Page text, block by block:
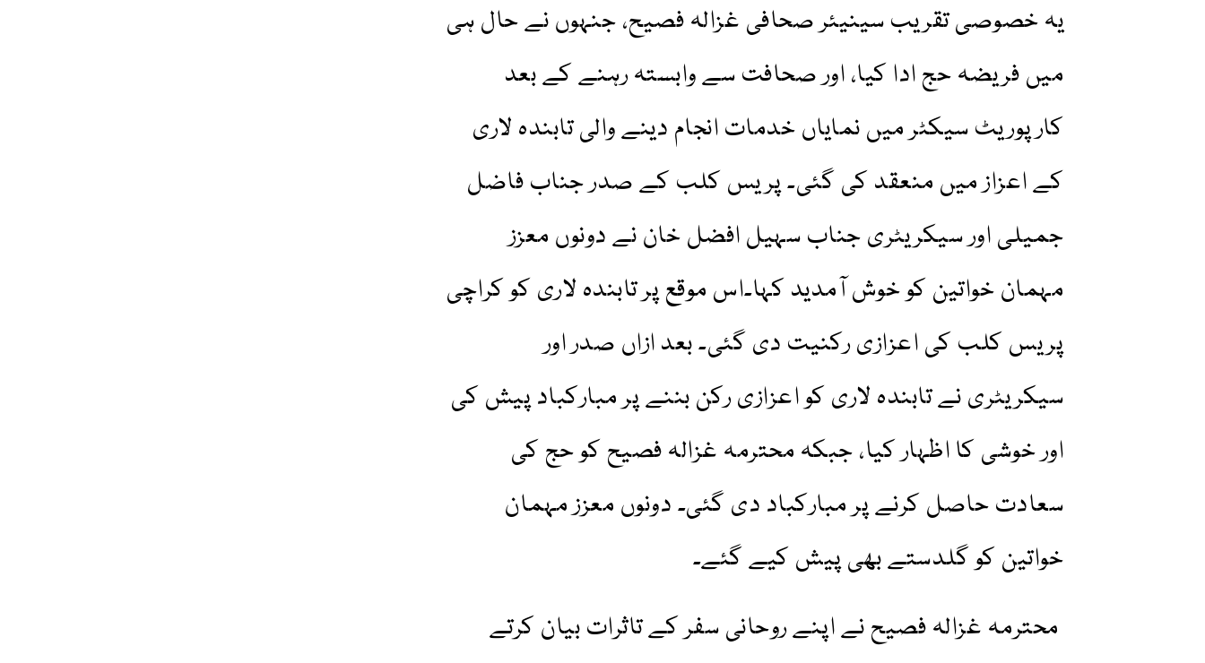
یہ خصوصی تقریب سینیئر صحافی غزالہ فصیح، جنہوں نے حال ہی
میں فریضہ حج ادا کیا، اور صحافت سے وابستہ رہنے کے بعد
کارپوریٹ سیکٹر میں نمایاں خدمات انجام دینے والی تابندہ لاری
کے اعزاز میں منعقد کی گئی۔ پریس کلب کے صدر جناب فاضل
جمیلی اور سیکریٹری جناب سہیل افضل خان نے دونوں معزز
مہمان خواتین کو خوش آمدید کہا۔اس موقع پر تابندہ لاری کو کراچی
پریس کلب کی اعزازی رکنیت دی گئی۔ بعد ازاں صدر اور
سیکریٹری نے تابندہ لاری کو اعزازی رکن بننے پر مبارکباد پیش کی
اور خوشی کا اظہار کیا، جبکہ محترمہ غزالہ فصیح کو حج کی
سعادت حاصل کرنے پر مبارکباد دی گئی۔ دونوں معزز مہمان
خواتین کو گلدستے بھی پیش کیے گئے۔
محترمہ غزالہ فصیح نے اپنے روحانی سفر کے تاثرات بیان کرتے